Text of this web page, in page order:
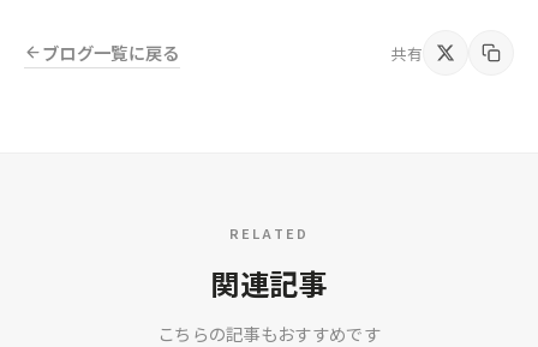
ブログ一覧に戻る 共有
RELATED
関連記事
こちらの記事もおすすめです